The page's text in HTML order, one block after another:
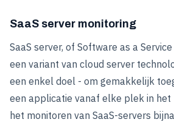
SaaS server monitoring
SaaS server, of Software as a
een variant van cloud server
een enkel doel - om gemakkelijk
een applicatie vanaf elke plek in het
het monitoren van SaaS-servers